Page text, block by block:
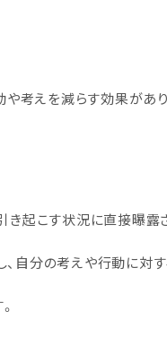
考えを減らす効果があり
起こす状況に直接曝露
自分の考えや行動に対